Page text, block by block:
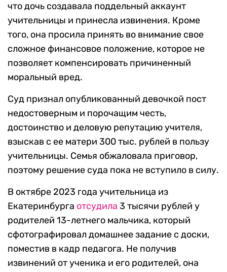
что дочь создавала поддельный аккаунт
учительницы и принесла извинения. Кроме
того, она просила принять во внимание свое
сложное финансовое положение, которое не
позволяет компенсировать причиненный
моральный вред.
Суд признал опубликованный девочкой пост
недостоверным и порочащим честь,
достоинство и деловую репутацию учителя,
взыскав с ее матери 300 тыс. рублей в пользу
учительницы. Семья обжаловала приговор,
поэтому решение суда пока не вступило в силу.
В октябре 2023 года учительница из
Екатеринбурга отсудила 3 тысячи рублей у
родителей 13-летнего мальчика, который
сфотографировал домашнее задание с доски,
поместив в кадр педагога. Не получив
извинений от ученика и его родителей, она